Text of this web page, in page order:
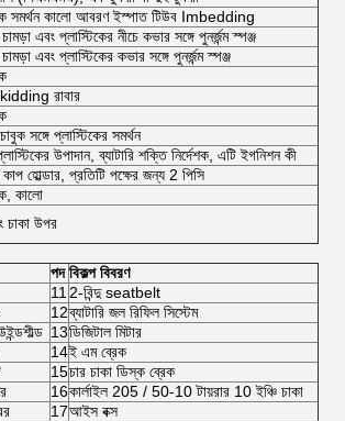
সমর্থন কালো আবরণ ইস্পাত টিউব Imbedding
এবং প্লাস্টিকের নীচে কভার সঙ্গে পুনর্জন্ম স্পঞ্জ
এবং প্লাস্টিকের কভার সঙ্গে পুনর্জন্ম স্পঞ্জ
রাবার
সঙ্গে প্লাস্টিকের সমর্থন
উপাদান, ব্যাটারি শক্তি নির্দেশক, এটি ইগনিশন কী
হোল্ডার, প্রতিটি পক্ষের জন্য 2 পিসি
কালো
চাকা উপর
পদ বিকল্প বিবরণ
11 2-বিন্দু seatbelt
12ব্যাটারি জল রিফিল সিস্টেম
13ডিজিটাল মিটার
14ই এম ব্রেক
15চার চাকা ডিস্ক ব্রেক
16কার্লাইল 205 / 50-10 টায়রার 10 ইঞ্চি চাকা
17আইস বক্স